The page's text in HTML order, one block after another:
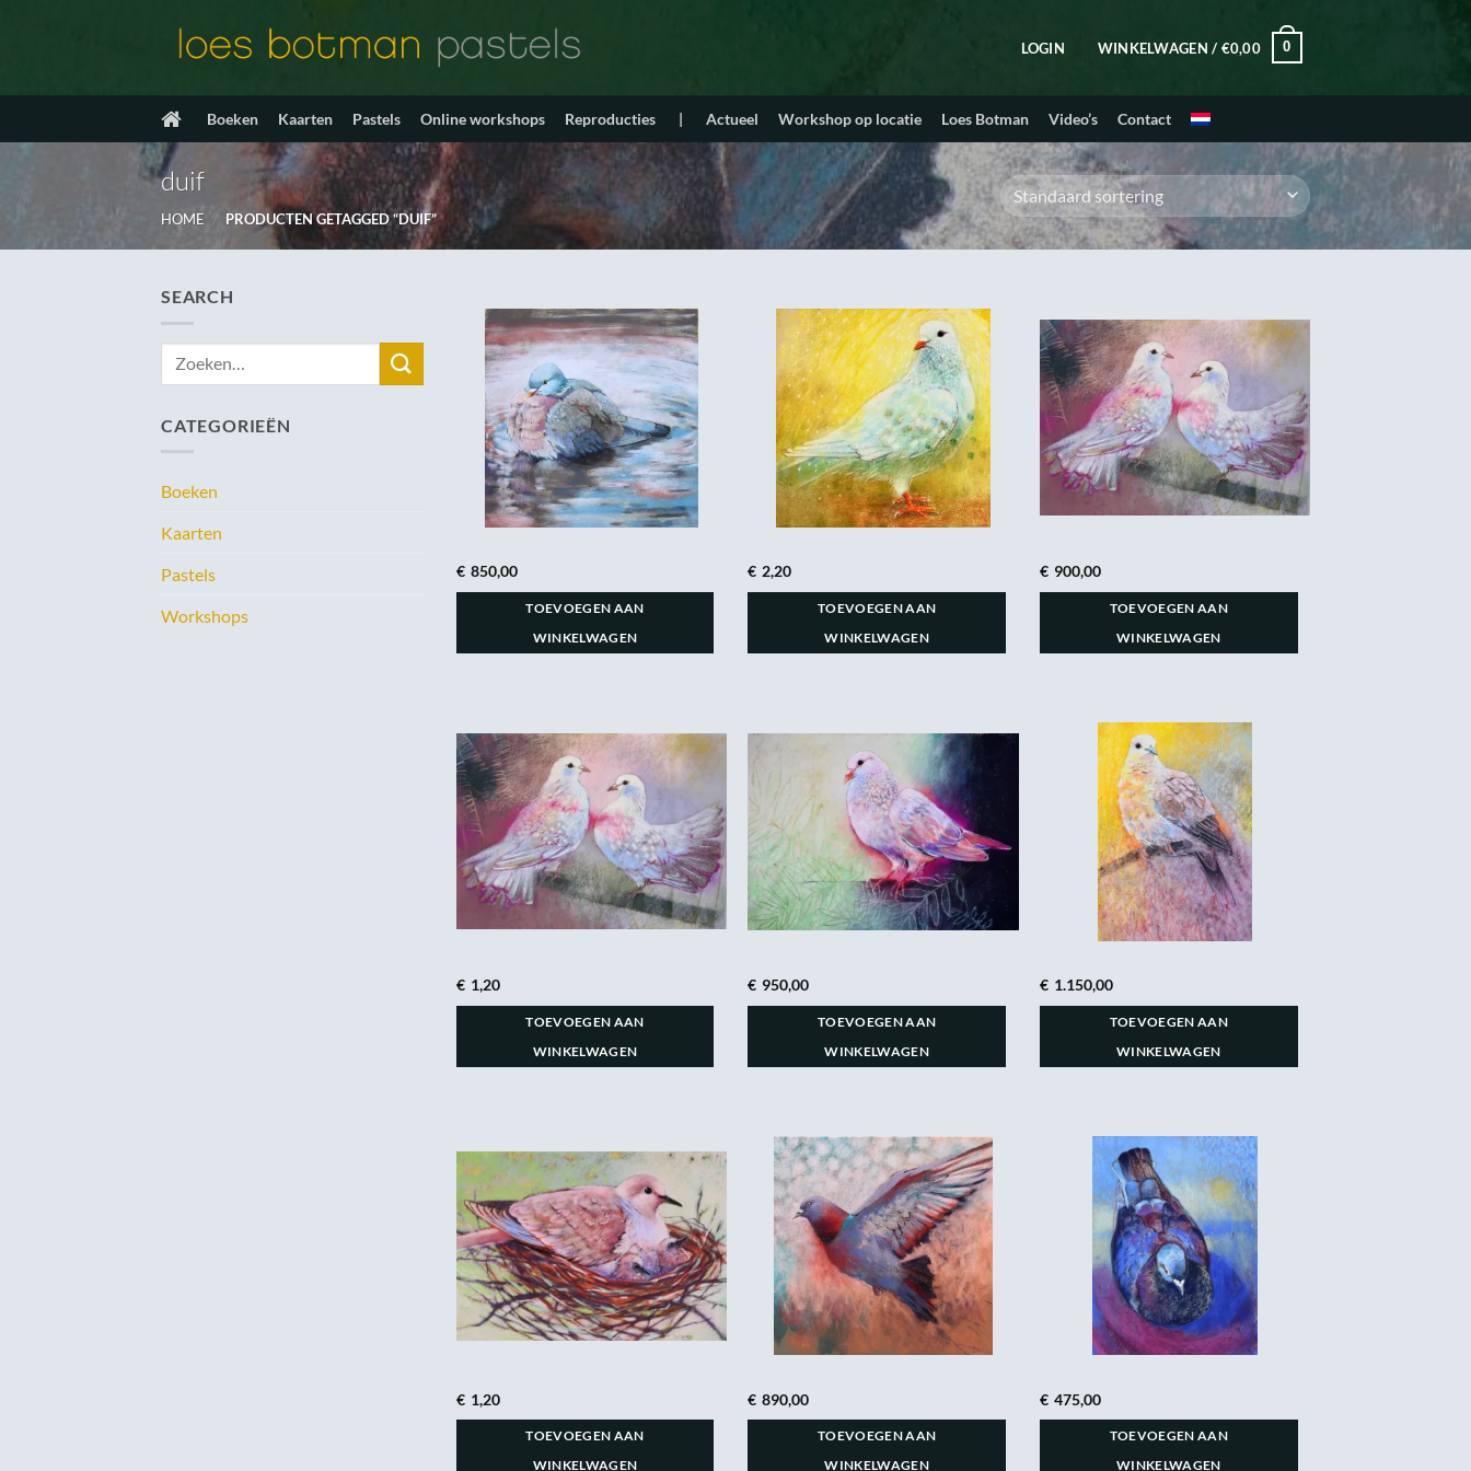
LOGIN WINKELWAGEN / €0,00 0
Boeken Kaarten Pastels Online workshops Reproducties | Actueel Workshop op locatie Loes Botman Video’s Contact
duif
HOME / PRODUCTEN GETAGGED “DUIF”
SEARCH
Zoeken
CATEGORIEËN
Boeken
Kaarten
Pastels
Workshops
€ 850,00
TOEVOEGEN AAN
WINKELWAGEN
€ 2,20
TOEVOEGEN AAN
WINKELWAGEN
€ 900,00
TOEVOEGEN AAN
WINKELWAGEN
€ 1,20
TOEVOEGEN AAN
WINKELWAGEN
€ 950,00
TOEVOEGEN AAN
WINKELWAGEN
€ 1.150,00
TOEVOEGEN AAN
WINKELWAGEN
€ 1,20
TOEVOEGEN AAN
WINKELWAGEN
€ 890,00
TOEVOEGEN AAN
WINKELWAGEN
€ 475,00
TOEVOEGEN AAN
WINKELWAGEN